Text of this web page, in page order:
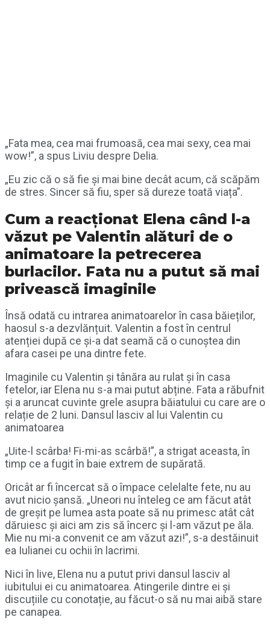
„Fata mea, cea mai frumoasă, cea mai sexy, cea mai
wow!”, a spus Liviu despre Delia.
„Eu zic că o să fie și mai bine decât acum, că scăpăm
de stres. Sincer să fiu, sper să dureze toată viața”.
Cum a reacționat Elena când l-a
văzut pe Valentin alături de o
animatoare la petrecerea
burlacilor. Fata nu a putut să mai
privească imaginile
Însă odată cu intrarea animatoarelor în casa băieților,
haosul s-a dezvlănțuit. Valentin a fost în centrul
atenției după ce și-a dat seamă că o cunoștea din
afara casei pe una dintre fete.
Imaginile cu Valentin și tânăra au rulat și în casa
fetelor, iar Elena nu s-a mai putut abține. Fata a răbufnit
și a aruncat cuvinte grele asupra băiatului cu care are o
relație de 2 luni. Dansul lasciv al lui Valentin cu
animatoarea
„Uite-l scârba! Fi-mi-as scârbă!”, a strigat aceasta, în
timp ce a fugit în baie extrem de supărată.
Oricât ar fi încercat să o împace celelalte fete, nu au
avut nicio șansă. „Uneori nu înteleg ce am făcut atât
de greșit pe lumea asta poate să nu primesc atât cât
dăruiesc și aici am zis să încerc și l-am văzut pe ăla.
Mie nu mi-a convenit ce am văzut azi!”, s-a destăinuit
ea Iulianei cu ochii în lacrimi.
Nici în live, Elena nu a putut privi dansul lasciv al
iubitului ei cu animatoarea. Atingerile dintre ei și
discuțiile cu conotație, au făcut-o să nu mai aibă stare
pe canapea.